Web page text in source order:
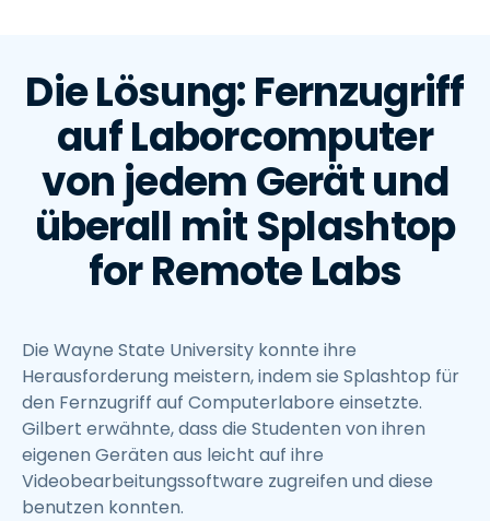
Die Lösung: Fernzugriff
auf Laborcomputer
von jedem Gerät und
überall mit Splashtop
for Remote Labs
Die Wayne State University konnte ihre
Herausforderung meistern, indem sie Splashtop für
den Fernzugriff auf Computerlabore einsetzte.
Gilbert erwähnte, dass die Studenten von ihren
eigenen Geräten aus leicht auf ihre
Videobearbeitungssoftware zugreifen und diese
benutzen konnten.